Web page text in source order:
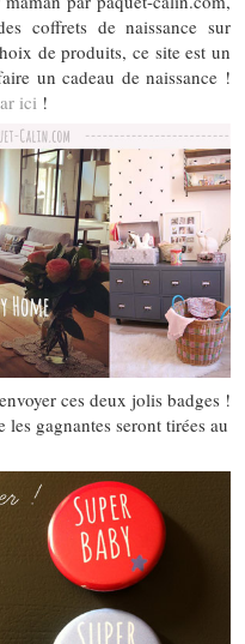
coffrets de naissance sur
de produits, ce site est un
un cadeau de naissance !
ici !
ces deux jolis badges !
gagnantes seront tirées au